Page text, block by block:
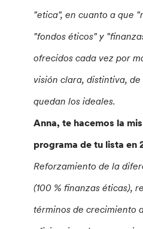
"etica", en cuanto a que
"fondos éticos" y
ofrecidos cada vez por
visión clara, distintiva,
quedan los ideales.
Anna, te hacemos la
programa de tu lista en
Reforzamiento de la
(100 % finanzas éticas),
términos de crecimiento